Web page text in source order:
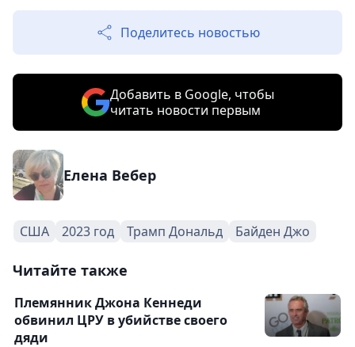
Поделитесь новостью
Добавить в Google, чтобы
читать новости первым
Елена Вебер
США 2023 год Трамп Дональд Байден Джо
Читайте также
Племянник Джона Кеннеди
обвинил ЦРУ в убийстве своего
дяди